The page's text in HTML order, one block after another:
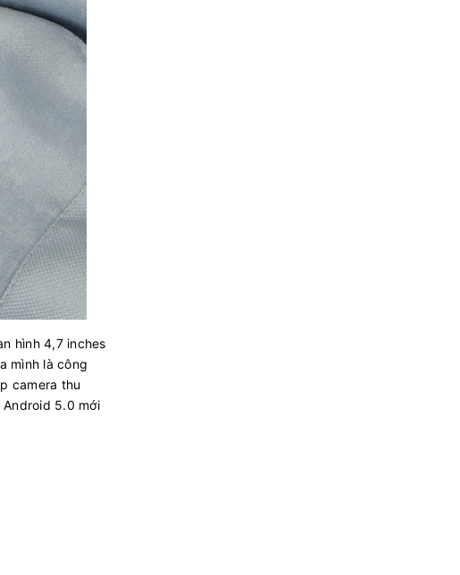
hình 4,7 inches
mình là công
camera thu
5.0 mới